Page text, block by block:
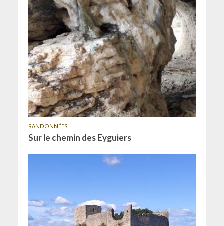
RANDONNÉES
Sur le chemin des Eyguiers